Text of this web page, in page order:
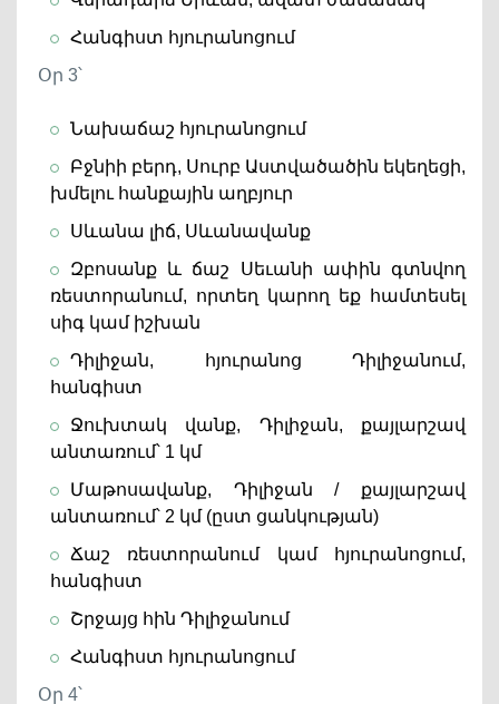
Հանգիստ հյուրանոցում
Օր 3՝
Նախաճաշ հյուրանոցում
Բջնիի բերդ, Սուրբ Աստվածածին եկեղեցի,
խմելու հանքային աղբյուր
Սևանա լիճ, Սևանավանք
Զբոսանք և ճաշ Սեւանի ափին գտնվող
ռեստորանում, որտեղ կարող եք համտեսել
սիգ կամ իշխան
Դիլիջան, հյուրանոց Դիլիջանում,
հանգիստ
Ջուխտակ վանք, Դիլիջան, քայլարշավ
անտառում՝ 1 կմ
Մաթոսավանք, Դիլիջան / քայլարշավ
անտառում՝ 2 կմ (ըստ ցանկության)
Ճաշ ռեստորանում կամ հյուրանոցում,
հանգիստ
Շրջայց հին Դիլիջանում
Հանգիստ հյուրանոցում
Օր 4՝